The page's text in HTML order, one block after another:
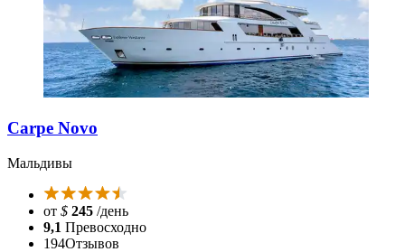
Carpe Novo
Мальдивы
от $ 245 /день
9,1 Превосходно
194Отзывов